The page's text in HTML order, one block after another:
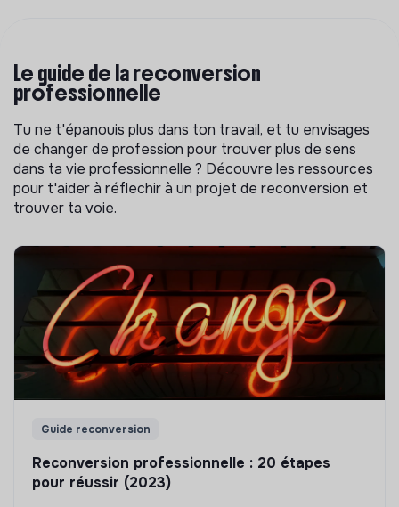
Le guide de la reconversion
professionnelle
Tu ne t'épanouis plus dans ton travail, et tu envisages
de changer de profession pour trouver plus de sens
dans ta vie professionnelle ? Découvre les ressources
pour t'aider à réflechir à un projet de reconversion et
trouver ta voie.
Guide reconversion
Reconversion professionnelle : 20 étapes
pour réussir (2023)